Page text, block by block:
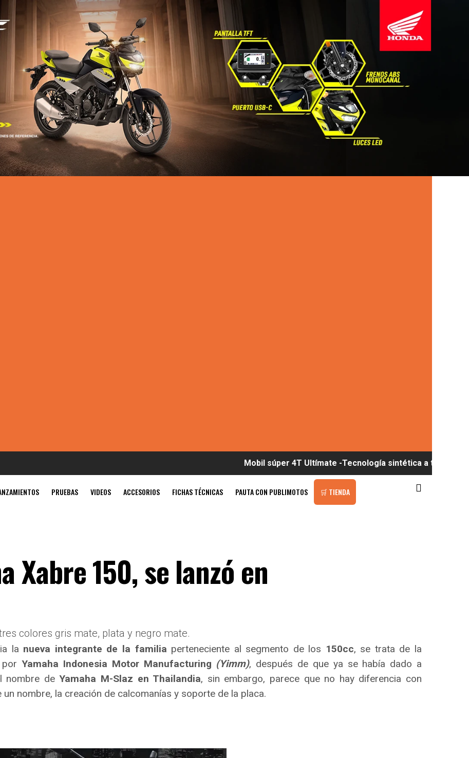
Mobil súper 4T Ultímate -Tecnología sintética a tu alcance
PRUEBAS VIDEOS ACCESORIOS FICHAS TÉCNICAS PAUTA CON PUBLIMOTOS 🛒 TIENDA
Xabre 150, se lanzó en
colores gris mate, plata y negro mate.
la nueva integrante de la familia perteneciente al segmento de los 150cc, se trata de la
Yamaha Indonesia Motor Manufacturing (Yimm), después de que ya se había dado a
nombre deYamaha M-Slaz en Thailandia, sin embargo, parece que no hay diferencia con
nombre, la creación de calcomanías y soporte de la placa.